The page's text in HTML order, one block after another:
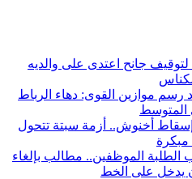
جانح اعتدى على والديه
رسم موازين القوى: دهاء الرباط
المتوسط
إسقاط أخنوش.. أزمة سبتة تتحول
مبكرة
الموظفين.. مطالب بإلغاء
يدخل على الخط